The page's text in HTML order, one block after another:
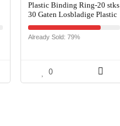
Plastic Binding Ring-20 stks
30 Gaten Losbladige Plastic
Binding Ring Lente Spiraal
Ringen Voor A4
Papier(11mm-Zwart)
Already Sold: 79%
0